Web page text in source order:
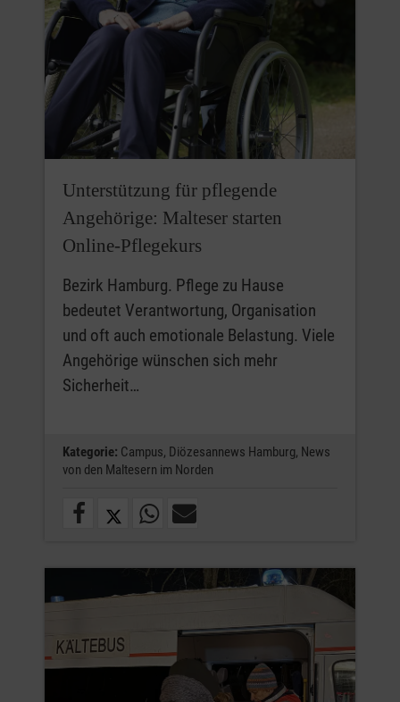
Unterstützung für pflegende
Angehörige: Malteser starten
Online‑Pflegekurs
Bezirk Hamburg. Pflege zu Hause
bedeutet Verantwortung, Organisation
und oft auch emotionale Belastung. Viele
Angehörige wünschen sich mehr
Sicherheit…
Kategorie: Campus, Diözesannews Hamburg, News
von den Maltesern im Norden